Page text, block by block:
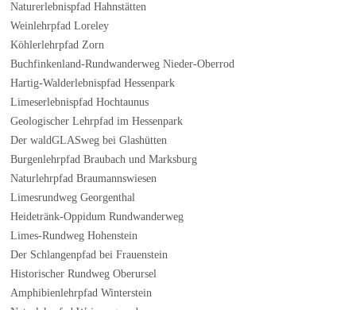
Naturerlebnispfad Hahnstätten
Weinlehrpfad Loreley
Köhlerlehrpfad Zorn
Buchfinkenland-Rundwanderweg Nieder-Oberrod
Hartig-Walderlebnispfad Hessenpark
Limeserlebnispfad Hochtaunus
Geologischer Lehrpfad im Hessenpark
Der waldGLASweg bei Glashütten
Burgenlehrpfad Braubach und Marksburg
Naturlehrpfad Braumannswiesen
Limesrundweg Georgenthal
Heidetränk-Oppidum Rundwanderweg
Limes-Rundweg Hohenstein
Der Schlangenpfad bei Frauenstein
Historischer Rundweg Oberursel
Amphibienlehrpfad Winterstein